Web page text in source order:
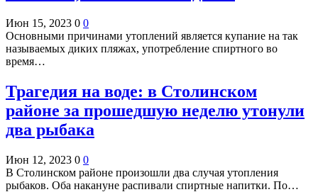
Июн 15, 2023 0 0
Основными причинами утоплений является купание на так
называемых диких пляжах, употребление спиртного во
время…
Трагедия на воде: в Столинском
районе за прошедшую неделю утонули
два рыбака
Июн 12, 2023 0 0
В Столинском районе произошли два случая утопления
рыбаков. Оба накануне распивали спиртные напитки. По…